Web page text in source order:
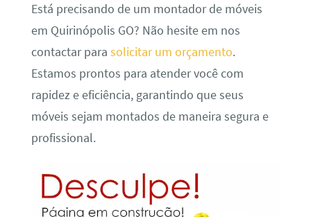
Está precisando de um montador de móveis
em Quirinópolis GO? Não hesite em nos
contactar para solicitar um orçamento.
Estamos prontos para atender você com
rapidez e eficiência, garantindo que seus
móveis sejam montados de maneira segura e
profissional.